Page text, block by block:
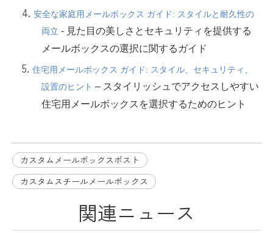
4. 安全な家庭用メールボックス ガイド: スタイルと耐久性の
両立 - 見た目の美しさとセキュリティを提供する
メールボックスの選択に関するガイド
5. 住宅用メールボックス ガイド: スタイル、セキュリティ、
設置のヒント – スタイリッシュでアクセスしやすい
住宅用メールボックスを選択するためのヒント
カスタムメールボックスポスト
カスタムスチールメールボックス
関連ニュース